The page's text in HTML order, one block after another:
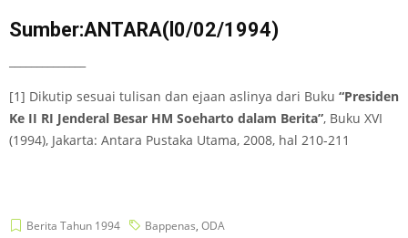
Sumber:ANTARA(l0/02/1994)
[1] Dikutip sesuai tulisan dan ejaan aslinya dari Buku “Presiden
Ke II RI Jenderal Besar HM Soeharto dalam Berita”, Buku XVI
(1994), Jakarta: Antara Pustaka Utama, 2008, hal 210-211
Berita Tahun 1994 Bappenas, ODA